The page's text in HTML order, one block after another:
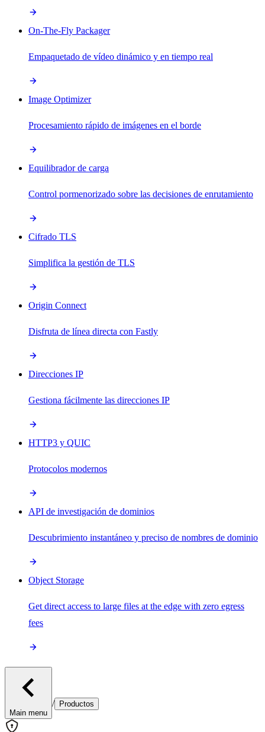
On-The-Fly Packager
Empaquetado de vídeo dinámico y en tiempo real
Image Optimizer
Procesamiento rápido de imágenes en el borde
Equilibrador de carga
Control pormenorizado sobre las decisiones de enrutamiento
Cifrado TLS
Simplifica la gestión de TLS
Origin Connect
Disfruta de línea directa con Fastly
Direcciones IP
Gestiona fácilmente las direcciones IP
HTTP3 y QUIC
Protocolos modernos
API de investigación de dominios
Descubrimiento instantáneo y preciso de nombres de dominio
Object Storage
Get direct access to large files at the edge with zero egress
fees
Main menu
/ Productos